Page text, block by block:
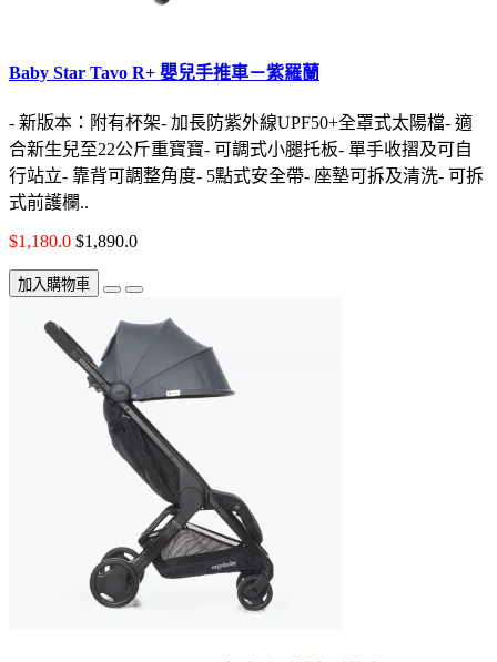
Baby Star Tavo R+ 嬰兒手推車－紫羅蘭
- 新版本：附有杯架- 加長防紫外線UPF50+全罩式太陽檔- 適
合新生兒至22公斤重寶寶- 可調式小腿托板- 單手收摺及可自
行站立- 靠背可調整角度- 5點式安全帶- 座墊可拆及清洗- 可拆
式前護欄..
$1,180.0 $1,890.0
加入購物車